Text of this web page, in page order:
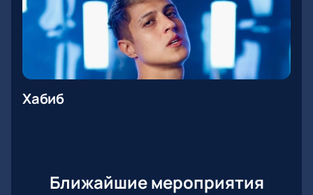
Хабиб
Ближайшие мероприятия